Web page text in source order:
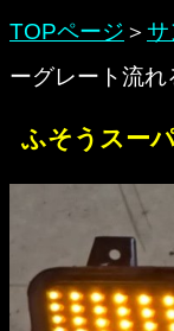
TOPページ ＞サ
ーグレート流れ
ふそうスー